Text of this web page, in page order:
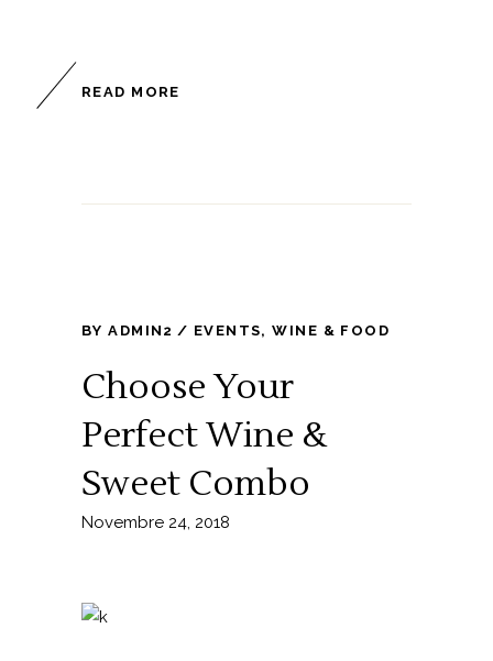
READ MORE
BYADMIN2 EVENTS,WINE & FOOD
Choose Your
Perfect Wine &
Sweet Combo
Novembre 24, 2018